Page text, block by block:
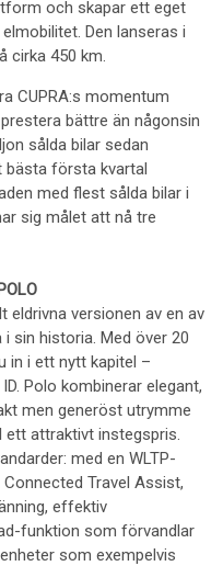
och skapar ett eget
Den lanseras i
cirka 450 km.
CUPRA:s momentum
bättre än någonsin
sålda bilar sedan
bästa första kvartal
med flest sålda bilar i
sig målet att nå tre
eldrivna versionen av en av
sin historia. Med över 20
in i ett nytt kapitel –
Polo kombinerar elegant,
men generöst utrymme
ett attraktivt instegspris.
med en WLTP-
Travel Assist,
effektiv
funktion som förvandlar
som exempelvis